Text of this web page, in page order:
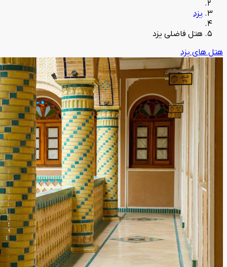
یزد
هتل فاضلی یزد
هتل های یزد